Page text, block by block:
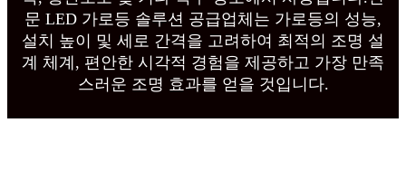
문 LED 가로등 솔루션 공급업체는 가로등의 성능,
설치 높이 및 세로 간격을 고려하여 최적의 조명 설
계 체계, 편안한 시각적 경험을 제공하고 가장 만족
스러운 조명 효과를 얻을 것입니다.